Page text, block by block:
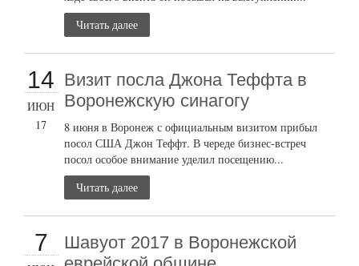
Читать далее
14
ИЮН
17
Визит посла Джона Теффта в
Воронежскую синагогу
8 июня в Воронеж с официальным визитом прибыл
посол США Джон Теффт. В череде бизнес-встреч
посол особое внимание уделил посещению...
Читать далее
7
Шавуот 2017 в Воронежской